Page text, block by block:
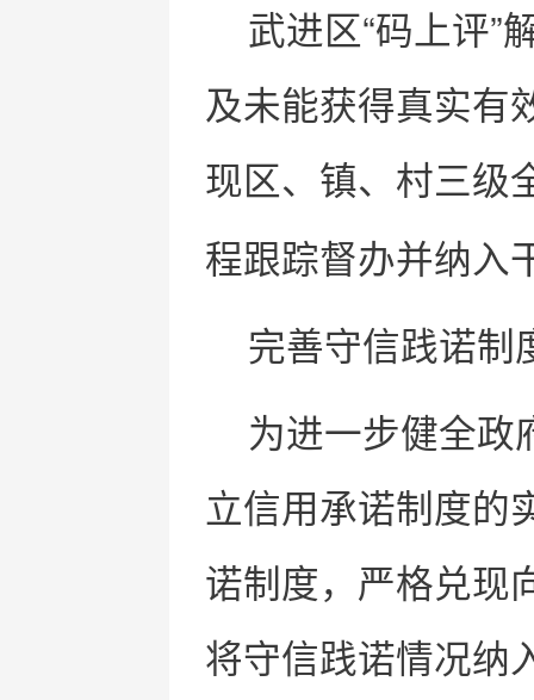
武进区“码上评”
及未能获得真实有
现区、镇、村三级
程跟踪督办并纳入
完善守信践诺制
为进一步健全政
立信用承诺制度的
诺制度，严格兑现
将守信践诺情况纳